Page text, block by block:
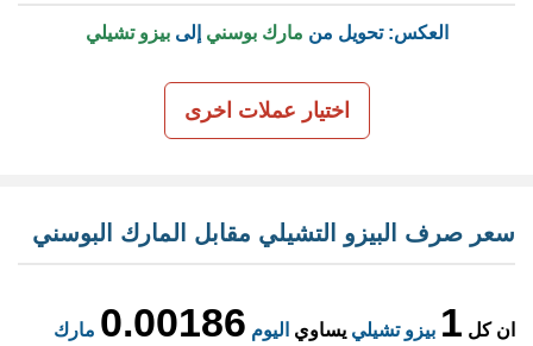
العكس: تحويل من مارك بوسني إلىبيزو تشيلي
اختيار عملات اخرى
سعر صرف البيزو التشيلي مقابل المارك البوسني
ان كل 1 بيزو تشيلي يساوي اليوم 0.00186 مارك